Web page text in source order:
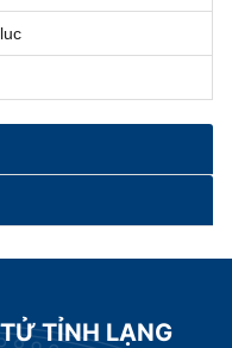
TỈNH LẠNG